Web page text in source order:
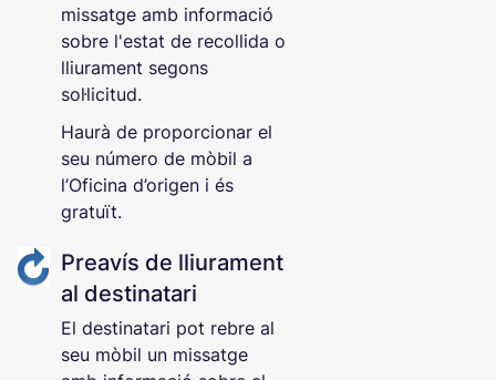
missatge amb informació
sobre l'estat de recollida o
lliurament segons
sol·licitud.
Haurà de proporcionar el
seu número de mòbil a
l’Oficina d’origen i és
gratuït.
Preavís de lliurament
al destinatari
El destinatari pot rebre al
seu mòbil un missatge